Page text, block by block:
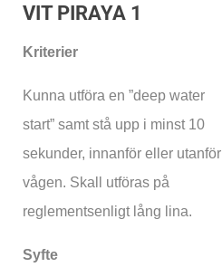
VIT PIRAYA 1
Kriterier
Kunna utföra en ”deep water
start” samt stå upp i minst 10
sekunder, innanför eller utanför
vågen. Skall utföras på
reglementsenligt lång lina.
Syfte